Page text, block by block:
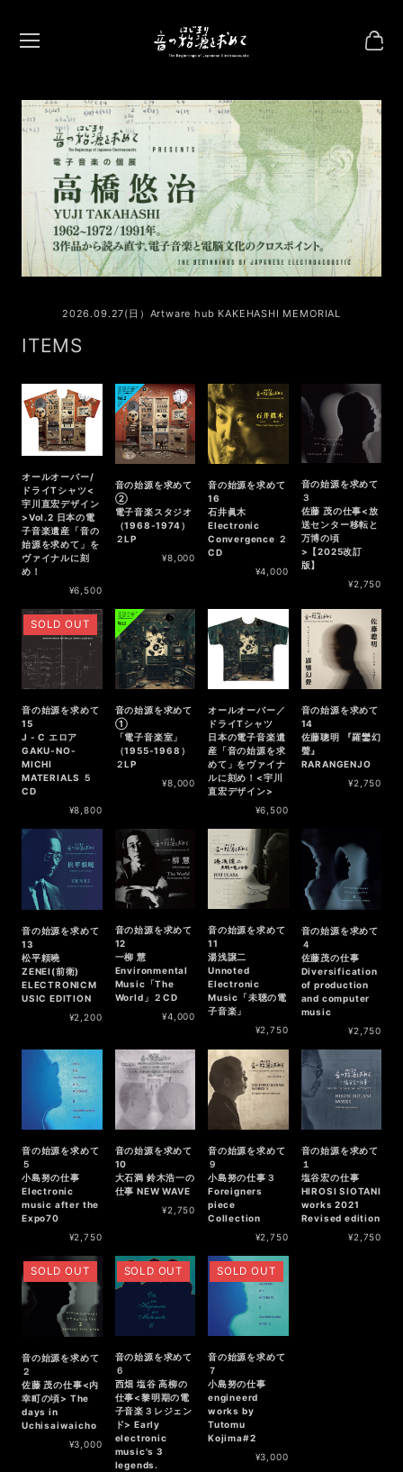
2026.09.27(日）Artware hub KAKEHASHI MEMORIAL
ITEMS
オールオーバー/
ドライTシャツ<
宇川直宏デザイン
>Vol.2 日本の電
子音楽遺産「音の
始源を求めて」を
ヴァイナルに刻
め！
¥6,500
音の始源を求めて
②
電子音楽スタジオ
（1968-1974）
２LP
¥8,000
音の始源を求めて
16
石井眞木
Electronic
Convergence ２
CD
¥4,000
音の始源を求めて
３
佐藤 茂の仕事<放
送センター移転と
万博の頃
>【2025改訂
版】
¥2,750
SOLD OUT
音の始源を求めて
15
J - C エロア
GAKU-NO-
MICHI
MATERIALS ５
CD
¥8,800
音の始源を求めて
①
「電子音楽室」
（1955-1968）
２LP
¥8,000
オールオーバー／
ドライTシャツ
日本の電子音楽遺
産「音の始源を求
めて」をヴァイナ
ルに刻め！<宇川
直宏デザイン>
¥6,500
音の始源を求めて
14
佐藤聰明 『羅鑾幻
聲』
RARANGENJO
¥2,750
音の始源を求めて
13
松平頼曉
ZENEI(前衛)
ELECTRONICM
USIC EDITION
¥2,200
音の始源を求めて
12
一柳 慧
Environmental
Music「The
World」２CD
¥4,000
音の始源を求めて
11
湯浅譲二
Unnoted
Electronic
Music「未聴の電
子音楽」
¥2,750
音の始源を求めて
４
佐藤茂の仕事
Diversification
of production
and computer
music
¥2,750
音の始源を求めて
５
小島努の仕事
Electronic
music after the
Expo70
¥2,750
音の始源を求めて
10
大石満 鈴木浩一の
仕事 NEW WAVE
¥2,750
音の始源を求めて
９
小島努の仕事３
Foreigners
piece
Collection
¥2,750
音の始源を求めて
１
塩谷宏の仕事
HIROSI SIOTANI
works 2021
Revised edition
¥2,750
SOLD OUT
音の始源を求めて
２
佐藤 茂の仕事<内
幸町の頃> The
days in
Uchisaiwaicho
¥3,000
SOLD OUT
音の始源を求めて
６
西畑 塩谷 高柳の
仕事<黎明期の電
子音楽３レジェン
ド> Early
electronic
music's 3
legends.
SOLD OUT
音の始源を求めて
７
小島努の仕事
engineerd
works by
Tutomu
Kojima#2
¥3,000